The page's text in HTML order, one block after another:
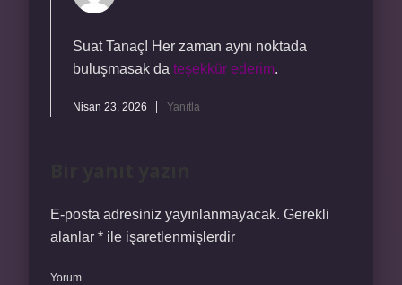
Suat Tanaç! Her zaman aynı noktada
buluşmasak da teşekkür ederim.
Nisan 23, 2026 Yanıtla
E-posta adresiniz yayınlanmayacak. Gerekli
alanlar * ile işaretlenmişlerdir
Yorum